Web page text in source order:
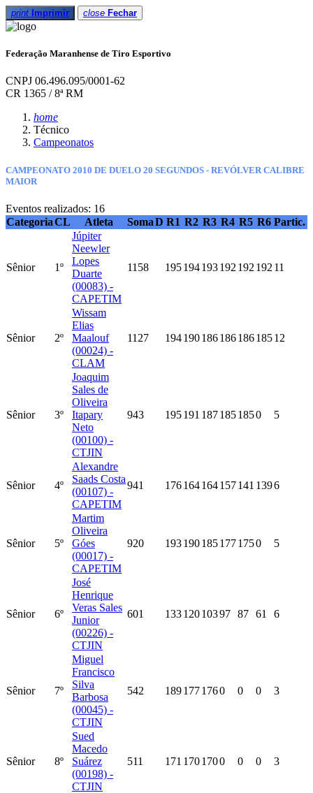
print Imprimir close Fechar
Federação Maranhense de Tiro Esportivo
CNPJ 06.496.095/0001-62
CR 1365 / 8ª RM
home
Técnico
Campeonatos
CAMPEONATO 2010 DE DUELO 20 SEGUNDOS - REVÓLVER CALIBRE
MAIOR
Eventos realizados: 16
CategoriaCL Atleta SomaD R1 R2 R3 R4 R5 R6 Partic.
Sênior 1º
Júpiter
Neewler
Lopes
Duarte
(00083) -
CAPETIM
1158 195194193192 192 192 11
Sênior 2º
Wissam
Elias
Maalouf
(00024) -
CLAM
1127 19419018618618618512
Sênior 3º
Joaquim
Sales de
Oliveira
Itapary
Neto
(00100) -
CTJIN
943 195191 1871851850 5
Sênior 4º
Alexandre
Saads Costa
(00107) -
CAPETIM
941 176164164157141 1396
Sênior 5º
Martim
Oliveira
Góes
(00017) -
CAPETIM
920 1931901851771750 5
Sênior 6º
José
Henrique
Veras Sales
Junior
(00226) -
CTJIN
601 13312010397 87 61 6
Sênior 7º
Miguel
Francisco
Silva
Barbosa
(00045) -
CTJIN
542 1891771760 0 0 3
Sênior 8º
Sued
Macedo
Suárez
(00198) -
CTJIN
511 171 1701700 0 0 3